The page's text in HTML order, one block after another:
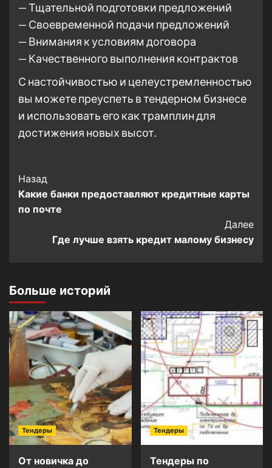
— Тщательной подготовки предложений
— Своевременной подачи предложений
— Внимания к условиям договора
— Качественного выполнения контрактов
С настойчивостью и целеустремленностью
вы можете преуспеть в тендерном бизнесе
и использовать его как трамплин для
достижения новых высот.
Post
Navigation
Назад
Какие банки предоставляют кредитные карты
по почте
Далее
Где лучше взять кредит малому бизнесу
Больше историй
Тендеры
От новичка до
Тендеры
Тендеры по